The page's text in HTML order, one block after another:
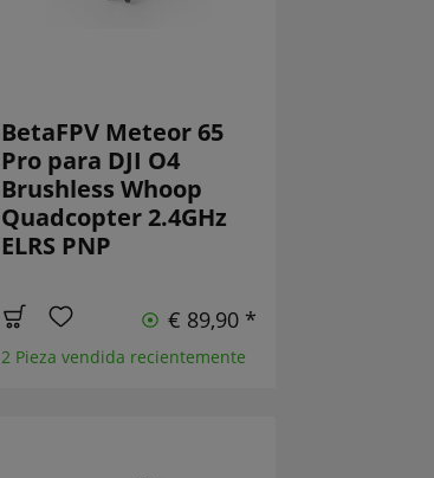
BetaFPV Meteor 65
Pro para DJI O4
Brushless Whoop
Quadcopter 2.4GHz
ELRS PNP
€ 89,90 *
2 Pieza vendida recientemente